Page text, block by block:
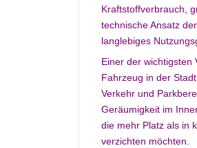
Kraftstoffverbrauch,
technische Ansatz
langlebiges
Einer der wichtigsten
Fahrzeug in der
Verkehr und
Geräumigkeit im
die mehr Platz als in
verzichten möchten.